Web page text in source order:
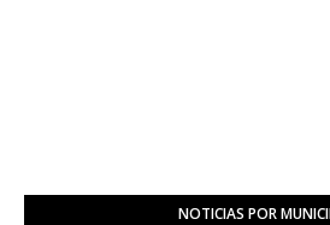
NOTICIAS POR